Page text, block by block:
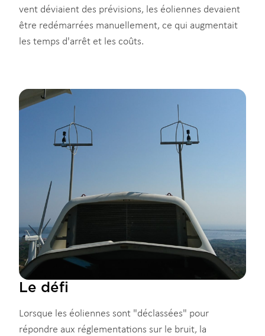
vent déviaient des prévisions, les éoliennes devaient
être redémarrées manuellement, ce qui augmentait
les temps d'arrêt et les coûts.
Le défi
Lorsque les éoliennes sont "déclassées" pour
répondre aux réglementations sur le bruit, la